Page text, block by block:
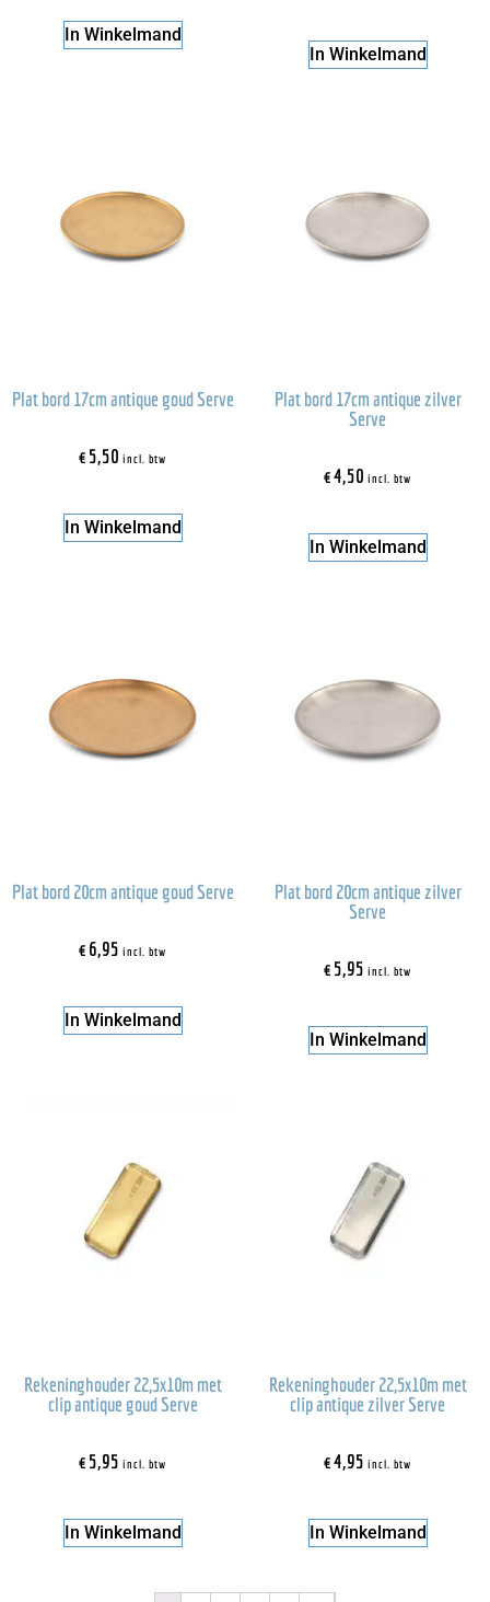
In Winkelmand
In Winkelmand
Plat bord 17cm antique goud Serve
€5,50 incl. btw
In Winkelmand
Plat bord 17cm antique zilver
Serve
€4,50 incl. btw
In Winkelmand
Plat bord 20cm antique goud Serve
€6,95 incl. btw
In Winkelmand
Plat bord 20cm antique zilver
Serve
€5,95 incl. btw
In Winkelmand
Rekeninghouder 22,5x10m met
clip antique goud Serve
€5,95 incl. btw
In Winkelmand
Rekeninghouder 22,5x10m met
clip antique zilver Serve
€4,95 incl. btw
In Winkelmand